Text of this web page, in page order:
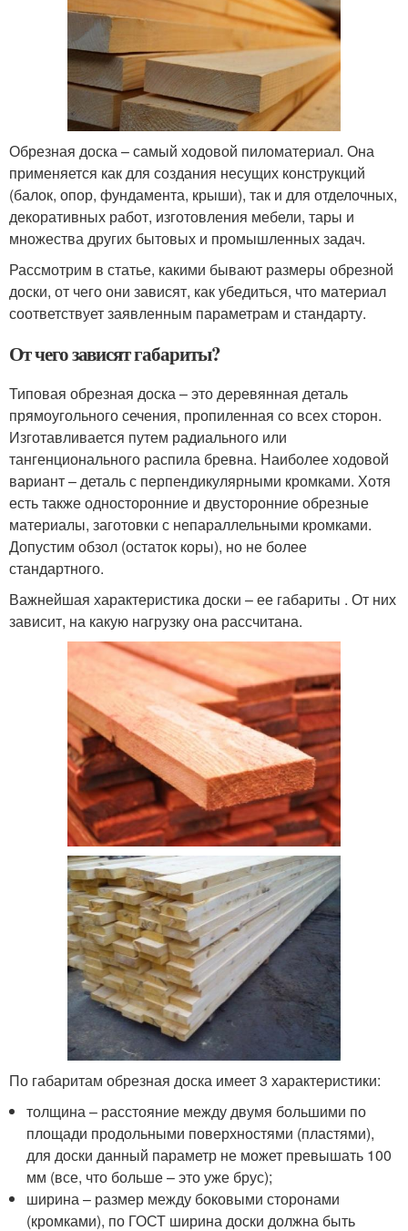
Обрезная доска – самый ходовой пиломатериал. Она
применяется как для создания несущих конструкций
(балок, опор, фундамента, крыши), так и для отделочных,
декоративных работ, изготовления мебели, тары и
множества других бытовых и промышленных задач.
Рассмотрим в статье, какими бывают размеры обрезной
доски, от чего они зависят, как убедиться, что материал
соответствует заявленным параметрам и стандарту.
От чего зависят габариты?
Типовая обрезная доска – это деревянная деталь
прямоугольного сечения, пропиленная со всех сторон.
Изготавливается путем радиального или
тангенционального распила бревна. Наиболее ходовой
вариант – деталь с перпендикулярными кромками. Хотя
есть также односторонние и двусторонние обрезные
материалы, заготовки с непараллельными кромками.
Допустим обзол (остаток коры), но не более
стандартного.
Важнейшая характеристика доски – ее габариты . От них
зависит, на какую нагрузку она рассчитана.
По габаритам обрезная доска имеет 3 характеристики:
толщина – расстояние между двумя большими по
площади продольными поверхностями (пластями),
для доски данный параметр не может превышать 100
мм (все, что больше – это уже брус);
ширина – размер между боковыми сторонами
(кромками), по ГОСТ ширина доски должна быть